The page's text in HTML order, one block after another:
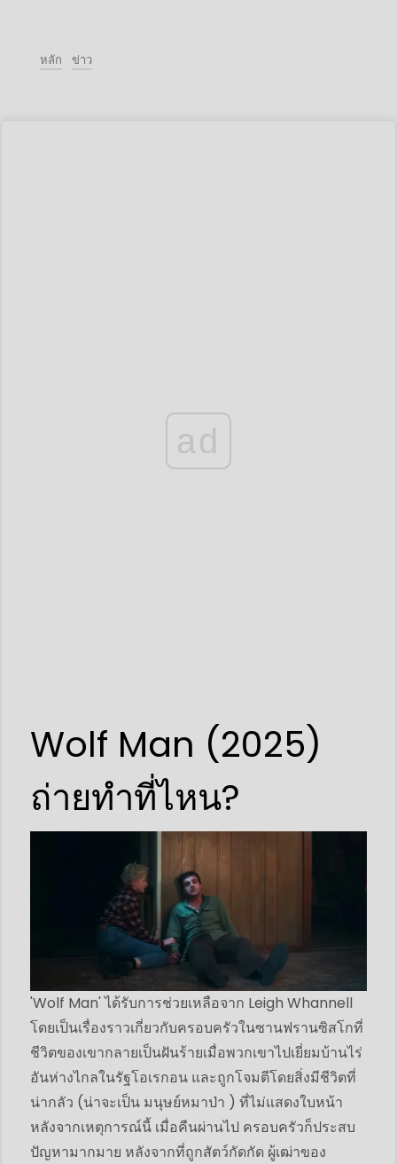
หลัก ข่าว
ad
Wolf Man (2025)
ถ่ายทำที่ไหน?
'Wolf Man' ได้รับการช่วยเหลือจาก Leigh Whannell
โดยเป็นเรื่องราวเกี่ยวกับครอบครัวในซานฟรานซิสโกที่
ชีวิตของเขากลายเป็นฝันร้ายเมื่อพวกเขาไปเยี่ยมบ้านไร่
อันห่างไกลในรัฐโอเรกอน และถูกโจมตีโดยสิ่งมีชีวิตที่
น่ากลัว (น่าจะเป็น มนุษย์หมาป่า ) ที่ไม่แสดงใบหน้า
หลังจากเหตุการณ์นี้ เมื่อคืนผ่านไป ครอบครัวก็ประสบ
ปัญหามากมาย หลังจากที่ถูกสัตว์กัดกัด ผู้เฒ่าของ